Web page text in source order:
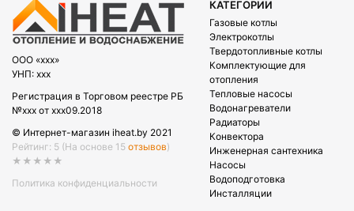
OOO «xxx»
УНП: xxx
Регистрация в Торговом реестре РБ
№xxx от xxx09.2018
© Интернет-магазин iheat.by 2021
Рейтинг: 5 (На основе 15 отзывов)
★★★★★
Политика конфиденциальности
КАТЕГОРИИ
Газовые котлы
Электрокотлы
Твердотопливные котлы
Комплектующие для
отопления
Тепловые насосы
Водонагреватели
Радиаторы
Конвектора
Инженерная сантехника
Насосы
Водоподготовка
Инсталляции